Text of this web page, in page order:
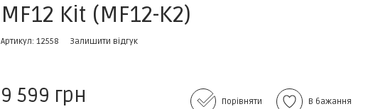
MF12 Kit (MF12-K2)
Артикул: 12558 Залишити відгук
9 599 грн Порівняти В бажання